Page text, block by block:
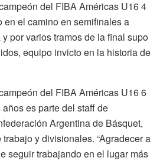
el camino en semifinales a
por varios tramos de la final supo
equipo invicto en la historia de
es parte del staff de
Argentina de Básquet,
y divisionales. “Agradecer a
seguir trabajando en el lugar más